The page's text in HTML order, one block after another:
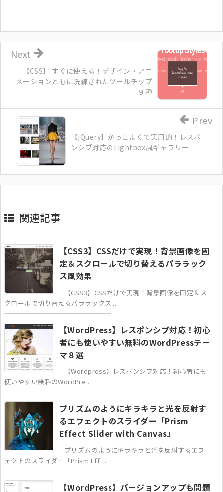
【CSS】 すぐに使える！デザイン・アニ
メーションともに洗練されたツールチップ
９種
Next
【jQuery】かっこよくて実用的！レスポ
ンシブ対応のLightbox風ギャラリー
Prev
関連記事
【CSS3】CSSだけで実現！背景画像を固
定＆スクロールで切り替えるパララック
ス風効果
【CSS3】CSSだけで実現！背景画像を固定＆ス
クロールで切り替えるパララックス ...
【WordPress】レスポンシブ対応！初心
者にも使いやすい無料のWordPressテー
マ８選
【Wordpress】レスポンシブ対応！初心者にも
使いやすい無料のWordPre ...
プリズムのようにキラキラと光を反射す
るエフェクトのスライダー「Prism
Effect Slider with Canvas」
プリズムのようにキラキラと光を反射するエフ
ェクトのスライダー「Prism Eff ...
【WordPress】バージョンアップも問題